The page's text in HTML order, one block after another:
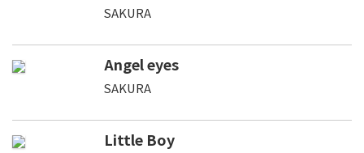
SAKURA
Angel eyes
SAKURA
Little Boy